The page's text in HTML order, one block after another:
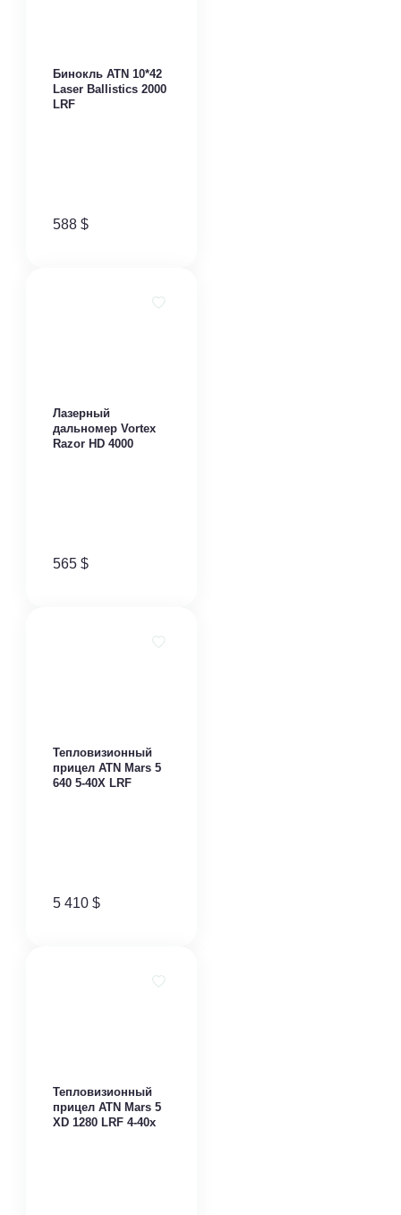
Бинокль ATN 10*42
Laser Ballistics 2000
LRF
588 $
Лазерный
дальномер Vortex
Razor HD 4000
565 $
​Тепловизионный
прицел ATN Mars 5
640 5-40X LRF
5 410 $
Тепловизионный
прицел ATN Mars 5
XD 1280 LRF 4-40x